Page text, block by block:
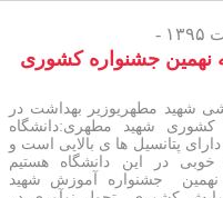
نهمین جشنواره کشوری
شهید مطهریوزیر بهداشت در
شهید مطهری:دانشگاه
پتانسیل ها ی بالایی است و
در این دانشگاه هستیم
جشنواره آموزش شهید